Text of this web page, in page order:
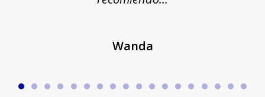
Wanda